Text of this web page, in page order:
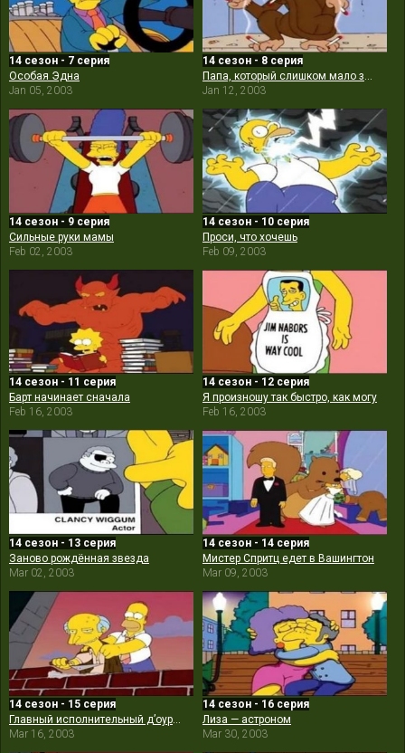
14 сезон - 7 серия
Особая Эдна
Jan 05, 2003
14 сезон - 8 серия
Папа, который слишком мало знал
Jan 12, 2003
14 сезон - 9 серия
Сильные руки мамы
Feb 02, 2003
14 сезон - 10 серия
Проси, что хочешь
Feb 09, 2003
14 сезон - 11 серия
Барт начинает сначала
Feb 16, 2003
14 сезон - 12 серия
Я произношу так быстро, как могу
Feb 16, 2003
14 сезон - 13 серия
Заново рождённая звезда
Mar 02, 2003
14 сезон - 14 серия
Мистер Спритц едет в Вашингтон
Mar 09, 2003
14 сезон - 15 серия
Mar 16, 2003
14 сезон - 16 серия
Лиза — астроном
Mar 30, 2003